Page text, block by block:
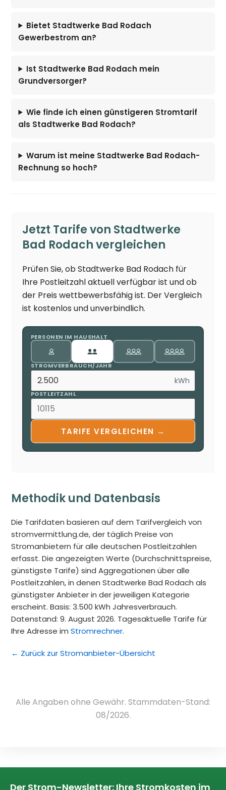
Bietet Stadtwerke Bad Rodach
Gewerbestrom an?
Ist Stadtwerke Bad Rodach mein
Grundversorger?
Wie finde ich einen günstigeren Stromtarif
als Stadtwerke Bad Rodach?
Warum ist meine Stadtwerke Bad Rodach-
Rechnung so hoch?
Jetzt Tarife von Stadtwerke
Bad Rodach vergleichen
Prüfen Sie, ob Stadtwerke Bad Rodach für
Ihre Postleitzahl aktuell verfügbar ist und ob
der Preis wettbewerbsfähig ist. Der Vergleich
ist kostenlos und unverbindlich.
PERSONEN IM HAUSHALT
STROMVERBRAUCH/JAHR
kWh
POSTLEITZAHL
TARIFE VERGLEICHEN →
Methodik und Datenbasis
Die Tarifdaten basieren auf dem Tarifvergleich von
stromvermittlung.de, der täglich Preise von
Stromanbietern für alle deutschen Postleitzahlen
erfasst. Die angezeigten Werte (Durchschnittspreise,
günstigste Tarife) sind Aggregationen über alle
Postleitzahlen, in denen Stadtwerke Bad Rodach als
günstigster Anbieter in der jeweiligen Kategorie
erscheint. Basis: 3.500 kWh Jahresverbrauch.
Datenstand: 9. August 2026. Tagesaktuelle Tarife für
Ihre Adresse imStromrechner.
← Zurück zur Stromanbieter-Übersicht
Alle Angaben ohne Gewähr. Stammdaten-Stand:
08/2026.
Der Strom-Newsletter: Ihre Stromkosten im